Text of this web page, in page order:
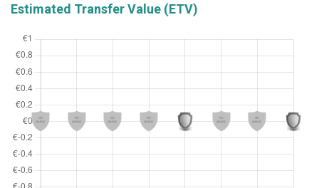
Estimated Transfer Value (ETV)